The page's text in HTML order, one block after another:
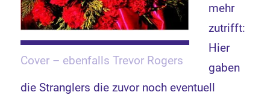
Cover – ebenfalls Trevor Rogers
mehr
zutrifft:
Hier
gaben
die Stranglers die zuvor noch eventuell